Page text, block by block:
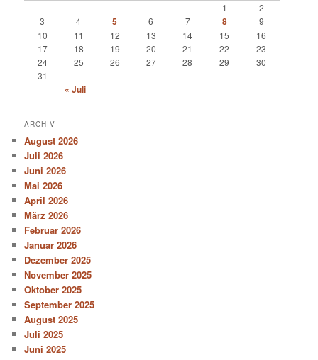
1
2
3
4 5 6 7 8
9
10
11 12 13 14 15
16
17
18 19 20 21 22
23
24
25 26 27 28 29
30
31
« Juli
ARCHIV
August 2026
Juli 2026
Juni 2026
Mai 2026
April 2026
März 2026
Februar 2026
Januar 2026
Dezember 2025
November 2025
Oktober 2025
September 2025
August 2025
Juli 2025
Juni 2025